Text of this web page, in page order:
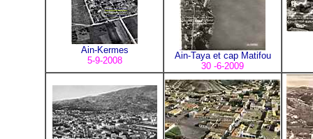
Ain-Kermes
5-9-2008
Ain-Taya et cap Matifou
30 -6-2009